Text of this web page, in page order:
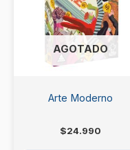
AGOTADO
Arte Moderno
$24.990